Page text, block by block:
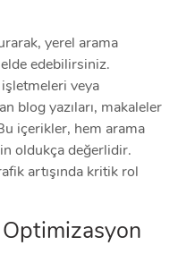
yerel arama
edebilirsiniz.
veya
blog yazıları, makaleler
içerikler, hem arama
oldukça değerlidir.
artışında kritik rol
Optimizasyon